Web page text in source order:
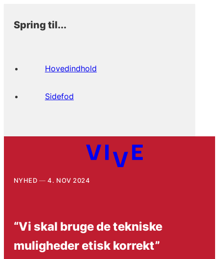
Spring til...
Hovedindhold
Sidefod
NYHED 4. NOV 2024
“Vi skal bruge de tekniske
muligheder etisk korrekt”